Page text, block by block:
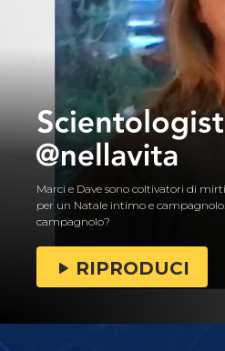
Marci e Dave sono coltivatori di
per un Natale intimo e
campagnolo?
RIPRODUCI